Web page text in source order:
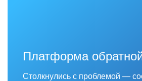
Платформа
Столкнулись с проблемой —